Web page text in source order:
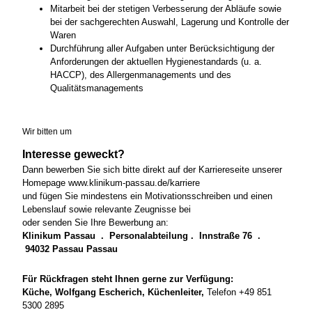
Mitarbeit bei der stetigen Verbesserung der Abläufe sowie
bei der sachgerechten Auswahl, Lagerung und Kontrolle der
Waren
Durchführung aller Aufgaben unter Berücksichtigung der
Anforderungen der aktuellen Hygienestandards (u. a.
HACCP), des Allergenmanagements und des
Qualitätsmanagements
Wir bitten um
Interesse geweckt?
Dann bewerben Sie sich bitte direkt auf der Karriereseite unserer
Homepage www.klinikum-passau.de/karriere
und fügen Sie mindestens ein Motivationsschreiben und einen
Lebenslauf sowie relevante Zeugnisse bei
oder senden Sie Ihre Bewerbung an:
Klinikum Passau . Personalabteilung . Innstraße 76 .
94032 Passau Passau
Für Rückfragen steht Ihnen gerne zur Verfügung:
Küche, Wolfgang Escherich, Küchenleiter, Telefon +49 851
5300 2895